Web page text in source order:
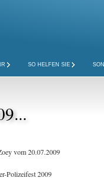
SO HELFEN SIE
vom 20.07.2009
Polizeifest 2009